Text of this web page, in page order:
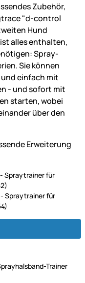
Zubehör,
"d-control
Hund
alles enthalten,
Spray-
Sie können
einfach mit
- und sofort mit
starten, wobei
über den
Erweiterung
- Spraytrainer für
- Spraytrainer für
Trainer